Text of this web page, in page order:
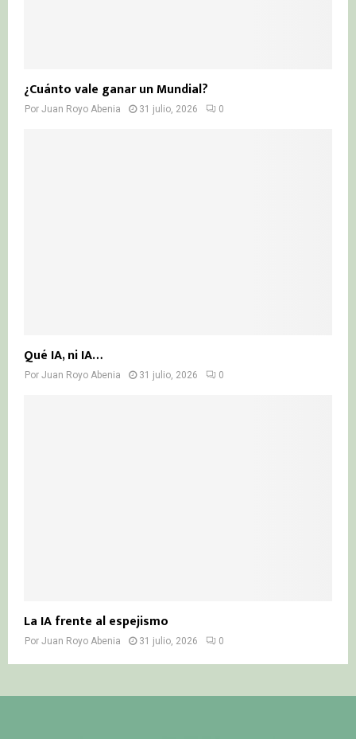
¿Cuánto vale ganar un Mundial?
Por Juan Royo Abenia 31 julio, 2026 0
Qué IA, ni IA…
Por Juan Royo Abenia 31 julio, 2026 0
La IA frente al espejismo
Por Juan Royo Abenia 31 julio, 2026 0